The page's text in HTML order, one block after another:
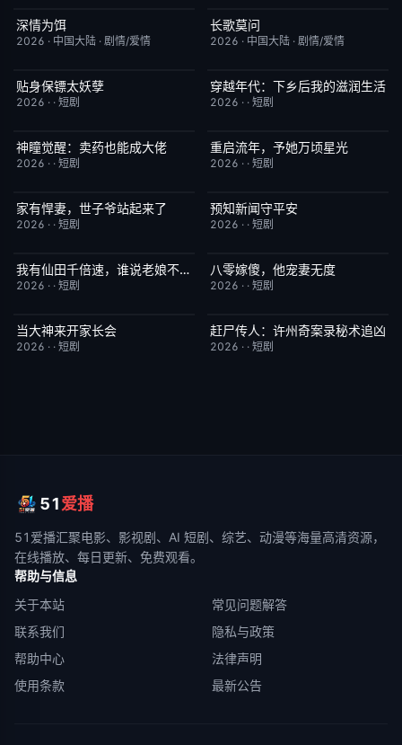
更新至第6集
深情为饵
2026 · 中国大陆 · 剧情/爱情
已完结
长歌莫问
2026 · 中国大陆 · 剧情/爱情
完结
贴身保镖太妖孽
2026 · · 短剧
完结 3.0
穿越年代：下乡后我的滋润生活
2026 · · 短剧
完结 7.0
神瞳觉醒：卖药也能成大佬
2026 · · 短剧
完结
重启流年，予她万顷星光
2026 · · 短剧
完结
家有悍妻，世子爷站起来了
2026 · · 短剧
完结
预知新闻守平安
2026 · · 短剧
完结 6.0我有仙田千倍速，谁说老娘不是仙
2026 · · 短剧
完结
八零嫁傻，他宠妻无度
2026 · · 短剧
完结
当大神来开家长会
2026 · · 短剧
完结 9.0
赶尸传人：许州奇案录秘术追凶
2026 · · 短剧
51爱播
51爱播汇聚电影、影视剧、AI 短剧、综艺、动漫等海量高清资源，
在线播放、每日更新、免费观看。
帮助与信息
关于本站
常见问题解答
联系我们
隐私与政策
帮助中心
法律声明
使用条款
最新公告